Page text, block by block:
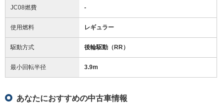
JC08燃費 -
使用燃料 レギュラー
駆動方式 後輪駆動（RR）
最小回転半径 3.9m
あなたにおすすめの中古車情報